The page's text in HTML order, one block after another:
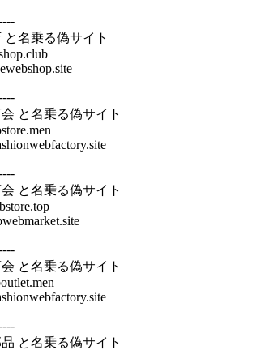
名乗る偽サイト
と名乗る偽サイト
と名乗る偽サイト
と名乗る偽サイト
と名乗る偽サイト